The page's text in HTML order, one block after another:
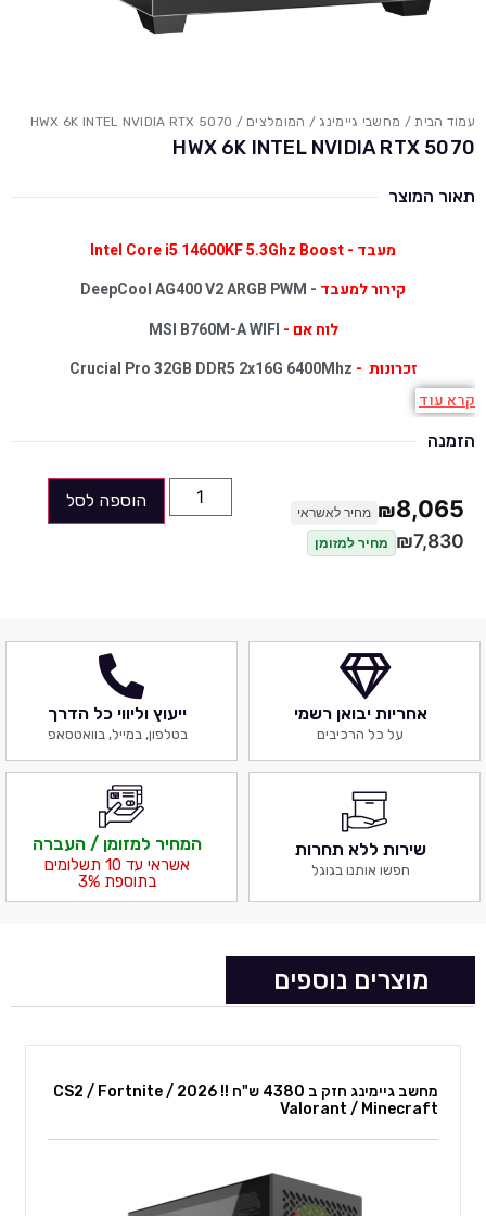
עמוד הבית/ מחשבי גיימינג / המומלצים / HWX 6K INTEL NVIDIA RTX 5070
HWX 6K INTEL NVIDIA RTX 5070
תאור המוצר
מעבד - Intel Core i5 14600KF 5.3Ghz Boost
קירור למעבד - DeepCool AG400 V2 ARGB PWM
לוח אם - MSI B760M-A WIFI
זכרונות - Crucial Pro 32GB DDR5 2x16G 6400Mhz
כרטיס מסך
דיסק- KIOXIA EXCERIA G3 PLUS 5000mb/s 1TB NVME SSD
מארז- GAMDIAS AURA GC10M ARGB
ניתן לשדרג כל רכיב ורכיב או לשנות -
מוזמנים להתקשר ולהתייעץ
ניתן להוסיף מערכת הפעלה
Windows 11 Home בתוספת
יש הנחות על מסכים בקניית מחשב -
מוזמנים לבדוק איתנו.
במחיר כלולה התקנת מערכת הפעלה
( ללא רשיון ), עדכון לביוס העדכני
ביותר
וכן בדיקות מאמץ של 24 שעות לפני
שחרור סופי ללקוח.
קרא עוד
הזמנה
₪8,065 מחיר לאשראי
₪7,830 מחיר למזומן
הוספה לסל
אחריות יבואן רשמי
על כל הרכיבים
ייעוץ וליווי כל הדרך
בטלפון, במייל, בוואטסאפ
שירות ללא תחרות
חפשו אותנו בגוגל
המחיר למזומן / העברה
אשראי עד 10 תשלומים
בתוספת 3%
מוצרים נוספים
מחשב גיימינג חזק ב 4380 ש"ח !! 2026 CS2 / Fortnite /
Valorant / Minecraft